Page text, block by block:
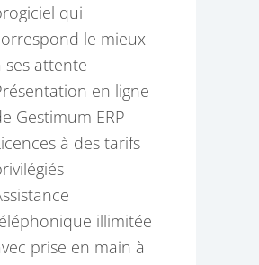
qui
le mieux
ses attente
en ligne
Gestimum ERP
à des tarifs
illimitée
prise en main à